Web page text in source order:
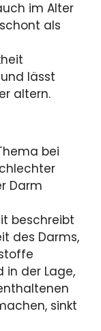
im Alter
als
lässt
altern.
bei
Darm
beschreibt
des Darms,
in der Lage,
sinkt